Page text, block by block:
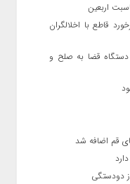
قاطع با اخلالگران
دستگاه قضا به صلح و
قم اضافه شد
دودستگی